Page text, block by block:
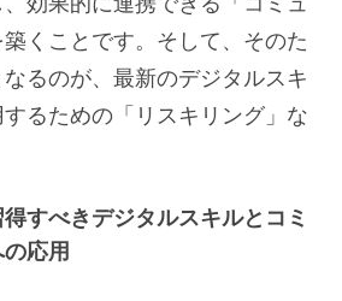
くことです。そして、そのた
るのが、最新のデジタルスキ
るための「リスキリング」な
すべきデジタルスキルとコミ
応用